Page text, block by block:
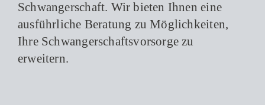
Schwangerschaft. Wir bieten Ihnen eine
ausführliche Beratung zu Möglichkeiten,
Ihre Schwangerschaftsvorsorge zu
erweitern.